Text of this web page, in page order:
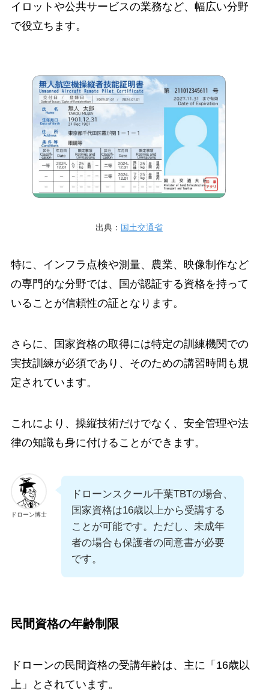
イロットや公共サービスの業務など、幅広い分野
で役立ちます。
出典： 国土交通省
特に、インフラ点検や測量、農業、映像制作など
の専門的な分野では、国が認証する資格を持って
いることが信頼性の証となります。
さらに、国家資格の取得には特定の訓練機関での
実技訓練が必須であり、そのための講習時間も規
定されています。
これにより、操縦技術だけでなく、安全管理や法
律の知識も身に付けることができます。
ドローン博士
ドローンスクール千葉TBTの場合、
国家資格は16歳以上から受講する
ことが可能です。ただし、未成年
者の場合も保護者の同意書が必要
です。
民間資格の年齢制限
ドローンの民間資格の受講年齢は、主に「16歳以
上」とされています。